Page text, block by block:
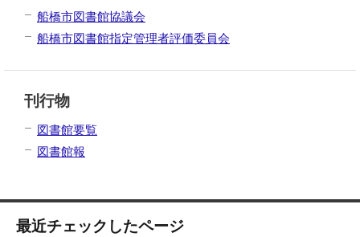
船橋市図書館協議会
船橋市図書館指定管理者評価委員会
刊行物
図書館要覧
図書館報
最近チェックしたページ